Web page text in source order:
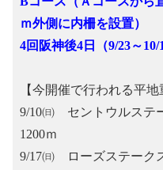
ｍ外側に内柵を設置）
4回阪神後4日（9/23～10/1
【今開催で行われる平地
9/10㈰ セントウルステ
1200ｍ
9/17㈰ ローズステーク